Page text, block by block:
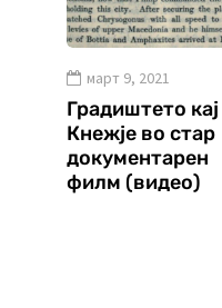
март 9, 2021
Градиштето кај
Кнежје во стар
документарен
филм (видео)